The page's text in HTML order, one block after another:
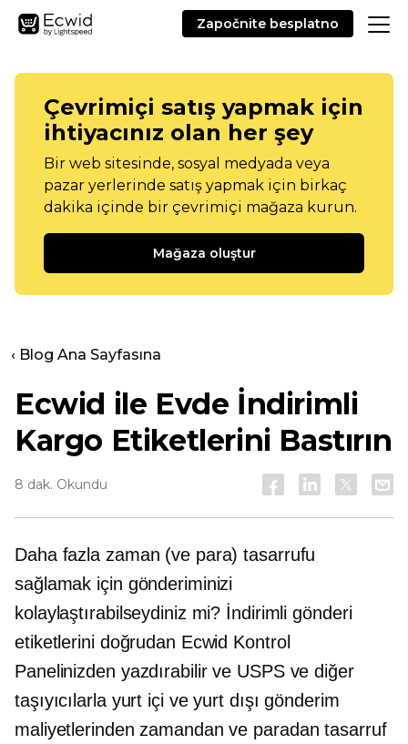
Započnite besplatno
Çevrimiçi satış yapmak için
ihtiyacınız olan her şey
Bir web sitesinde, sosyal medyada veya
pazar yerlerinde satış yapmak için birkaç
dakika içinde bir çevrimiçi mağaza kurun.
Mağaza oluştur
‹ Blog Ana Sayfasına
Ecwid ile Evde İndirimli
Kargo Etiketlerini Bastırın
8 dak. Okundu
Daha fazla zaman (ve para) tasarrufu
sağlamak için gönderiminizi
kolaylaştırabilseydiniz mi? İndirimli gönderi
etiketlerini doğrudan Ecwid Kontrol
Panelinizden yazdırabilir ve USPS ve diğer
taşıyıcılarla yurt içi ve yurt dışı gönderim
maliyetlerinden zamandan ve paradan tasarruf